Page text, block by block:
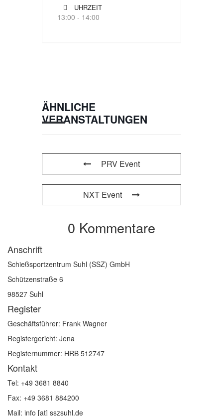
UHRZEIT
13:00 - 14:00
ÄHNLICHE
VERANSTALTUNGEN
PRV Event
NXT Event
0 Kommentare
Anschrift
Schießsportzentrum Suhl (SSZ) GmbH
Schützenstraße 6
98527 Suhl
Register
Geschäftsführer: Frank Wagner
Registergericht: Jena
Registernummer: HRB 512747
Kontakt
Tel: +49 3681 8840
Fax: +49 3681 884200
Mail: info [at] sszsuhl.de